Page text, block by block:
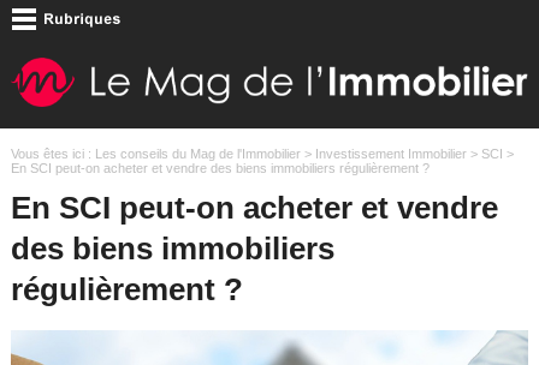
Vous êtes ici : Les conseils du Mag de l'Immobilier> Investissement Immobilier> SCI >
En SCI peut-on acheter et vendre des biens immobiliers régulièrement ?
En SCI peut-on acheter et vendre
des biens immobiliers
régulièrement ?